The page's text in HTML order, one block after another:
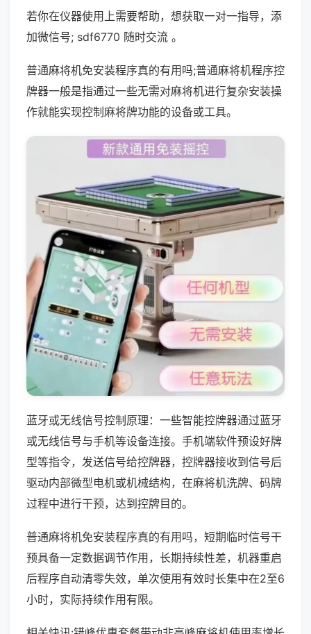
若你在仪器使用上需要帮助，想获取一对一指导，添
加微信号; sdf6770 随时交流 。
普通麻将机免安装程序真的有用吗;普通麻将机程序控
牌器一般是指通过一些无需对麻将机进行复杂安装操
作就能实现控制麻将牌功能的设备或工具。
蓝牙或无线信号控制原理：一些智能控牌器通过蓝牙
或无线信号与手机等设备连接。手机端软件预设好牌
型等指令，发送信号给控牌器，控牌器接收到信号后
驱动内部微型电机或机械结构，在麻将机洗牌、码牌
过程中进行干预，达到控牌目的。
普通麻将机免安装程序真的有用吗，短期临时信号干
预具备一定数据调节作用，长期持续性差，机器重启
后程序自动清零失效，单次使用有效时长集中在2至6
小时，实际持续作用有限。